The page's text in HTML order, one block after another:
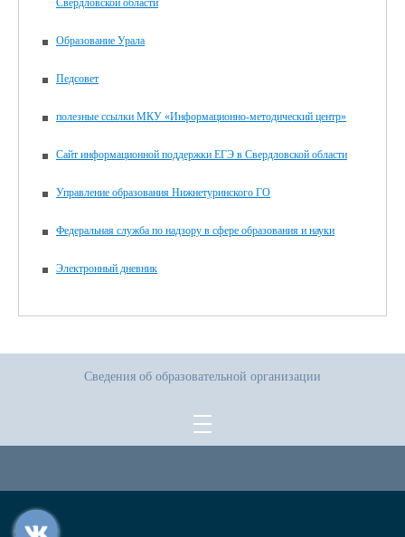
Образование Урала
Педсовет
полезные ссылки МКУ «Информационно-методический центр»
Сайт информационной поддержки ЕГЭ в Свердловской области
Управление образования Нижнетуринского ГО
Федеральная служба по надзору в сфере образования и науки
Электронный дневник
Сведения об образовательной организации